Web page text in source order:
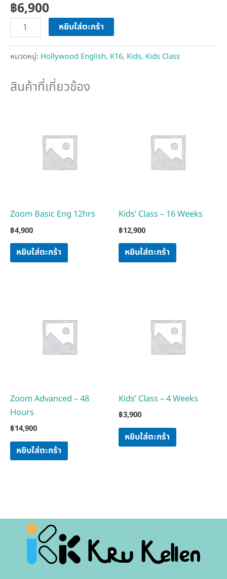
฿6,900
หยิบใส่ตะกร้า
หมวดหมู่: Hollywood English, K16, Kids, Kids Class
สินค้าที่เกี่ยวข้อง
Zoom Basic Eng 12hrs
฿4,900
หยิบใส่ตะกร้า
Kids’ Class – 16 Weeks
฿12,900
หยิบใส่ตะกร้า
Zoom Advanced – 48
Hours
฿14,900
หยิบใส่ตะกร้า
Kids’ Class – 4 Weeks
฿3,900
หยิบใส่ตะกร้า